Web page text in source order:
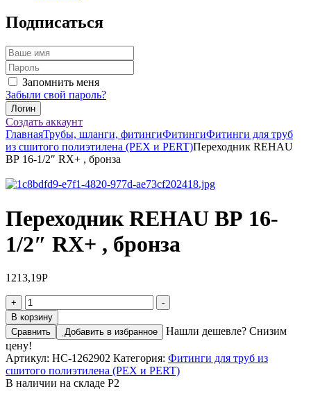
Подписаться
Запомнить меня
Забыли свой пароль?
Создать аккаунт
ГлавнаяТрубы, шланги, фитингиФитингиФитинги для труб
из сшитого полиэтилена (PEX и PERT)Переходник REHAU
ВР 16-1/2″ RX+ , бронза
Переходник REHAU ВР 16-
1/2″ RX+ , бронза
1213,19Р
+
Количество
товара
Переходник
REHAU
ВР
16-
1/2"
RX+
-
В корзину
Сравнить
Добавить в избранное
Нашли дешевле? Снизим
цену!
Артикул: НС-1262902 Категория: Фитинги для труб из
сшитого полиэтилена (PEX и PERT)
В наличии на складе Р2